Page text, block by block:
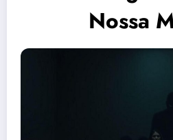
Nossa